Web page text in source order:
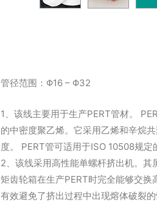
管径范围：Φ16 – Φ32
1、该线主要用于生产PERT管材。
的中密度聚乙烯。它采用乙烯和辛烷
度。 PERT管可适用于ISO 10508规定
2、该线采用高性能单螺杆挤出机。
矩齿轮箱在生产PERT时完全能够交换
有效避免了挤出过程中出现熔体破裂